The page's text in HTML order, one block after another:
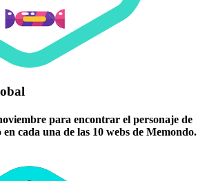
para encontrar el personaje de
cada una de las 10 webs de Memondo.